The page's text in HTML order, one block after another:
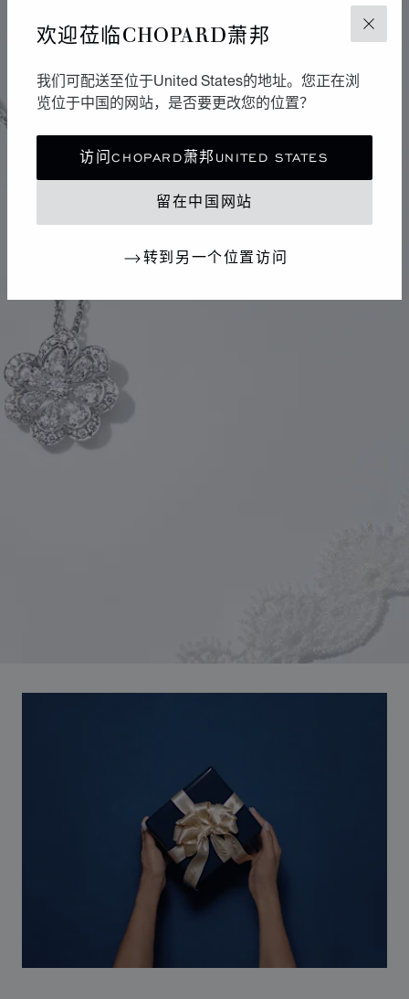
关闭
欢迎莅临CHOPARD萧邦
我们可配送至位于United States的地址。您正在浏
览位于中国的网站，是否要更改您的位置？
访问CHOPARD萧邦UNITED STATES
留在中国网站
转到另一个位置访问